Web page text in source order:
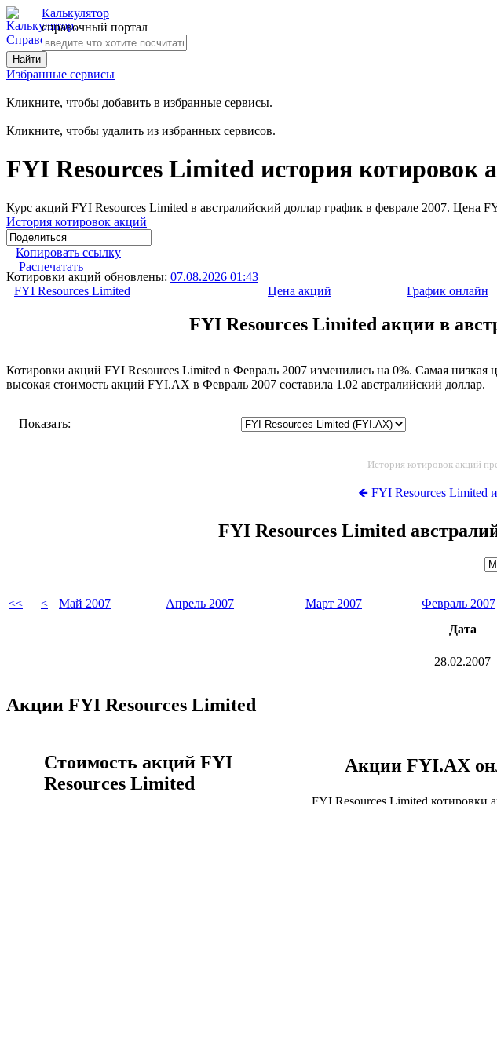
Калькулятор
справочный портал
Избранные сервисы
Кликните, чтобы добавить в избранные сервисы.
Кликните, чтобы удалить из избранных сервисов.
FYI Resources Limited история котировок
Курс акций FYI Resources Limited в австралийский доллар график в феврале 2007. Цена
История котировок акций
Копировать ссылку
Распечатать
Котировки акций обновлены: 07.08.2026 01:43
FYI Resources Limited
Цена акций График онлайн
FYI Resources Limited акции в
Котировки акций FYI Resources Limited в Февраль 2007 изменились на 0%. Самая
высокая стоимость акций FYI.AX в Февраль 2007 составила 1.02 австралийский доллар.
Показать:
История котировок акций
🡸 FYI Resources Limited
FYI Resources Limited
<< < Май 2007 Апрель 2007 Март 2007 Февраль 2007
Дата
28.02.2007
Акции FYI Resources Limited
Стоимость акций FYI
Resources Limited
Акции FYI.AX
FYI Resources Limited котировки